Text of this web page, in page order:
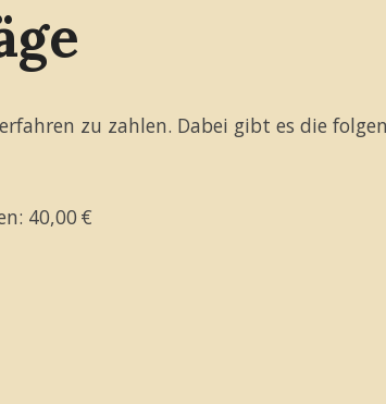
zu zahlen. Dabei gibt es die
40,00 €